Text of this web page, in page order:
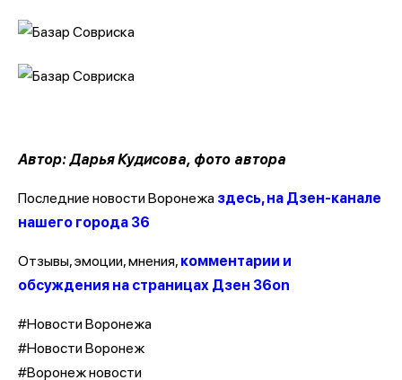
Автор: Дарья Кудисова, фото автора
Последние новости Воронежа здесь, на Дзен-канале
нашего города 36
Отзывы, эмоции, мнения, комментарии и
обсуждения на страницах Дзен 36on
#Новости Воронежа
#Новости Воронеж
#Воронеж новости